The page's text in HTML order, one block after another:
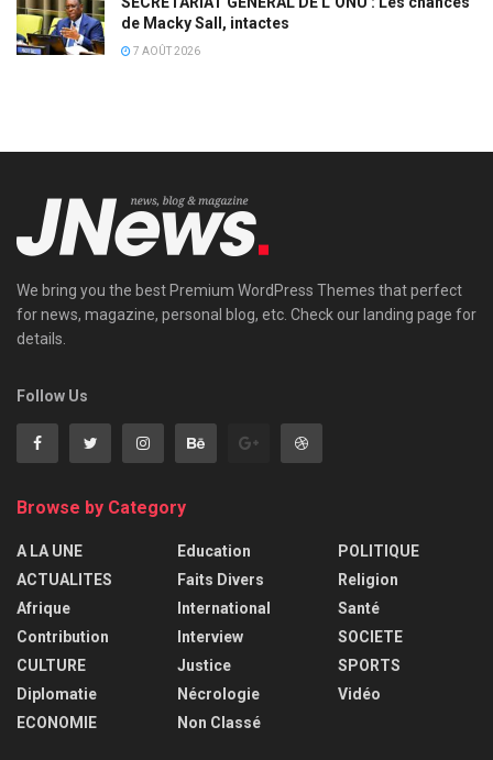
de Macky Sall, intactes
7 AOÛT 2026
We bring you the best Premium WordPress Themes that perfect
for news, magazine, personal blog, etc. Check our landing page for
details.
Follow Us
Browse by Category
A LA UNE
ACTUALITES
Afrique
Contribution
CULTURE
Diplomatie
ECONOMIE
Education
Faits Divers
International
Interview
Justice
Nécrologie
Non Classé
POLITIQUE
Religion
Santé
SOCIETE
SPORTS
Vidéo